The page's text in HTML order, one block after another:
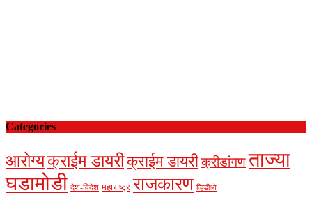
Categories
आरोग्यक्राईम डायरीक्राईम डायरीक्रीडांगणताज्या
घडामोडी देश-विदेश महाराष्ट्र राजकारण व्हिडीओ